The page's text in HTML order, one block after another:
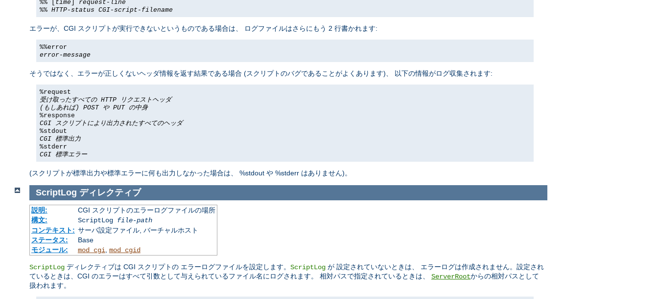
%% [ time
request-line
%% HTTP-status CGI-script-filename
エラーが、CGI スクリプトが実行できないというものである場合は、 ログファイルはさらにもう 2 行書かれます:
%%error
error-message
そうではなく、エラーが正しくないヘッダ情報を返す結果である場合 (スクリプトのバグであることがよくあります)、 以下の情報がログ収集されます:
%request
受け取ったすべての HTTP リクエストヘッダ
(もしあれば) POST や PUT の中身
%response
CGI スクリプトにより出力されたすべてのヘッダ
%stdout
CGI 標準出力
%stderr
CGI 標準エラー
(スクリプトが標準出力や標準エラーに何も出力しなかった場合は、 %stdout や %stderr はありません)。
ScriptLog ディレクティブ
説明:
CGI スクリプトのエラーログファイルの場所
構文:
ScriptLog file-path
コンテキスト: サーバ設定ファイル, バーチャルホスト
ステータス:
Base
モジュール:
mod_cgi mod_cgid
ScriptLog ディレクティブは CGI スクリプトの エラーログファイルを設定します。 ScriptLog が 設定されていないときは、 エラーログは作成されません。設定され
ているときは、CGI のエラーはすべて引数として与えられているファイル名にログされます。 相対パスで指定されているときは、 ServerRootからの相対パスとして
扱われます。